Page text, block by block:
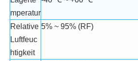
mperatur
Relative
Luftfeuc
htigkeit
5% ~ 95% (RF)